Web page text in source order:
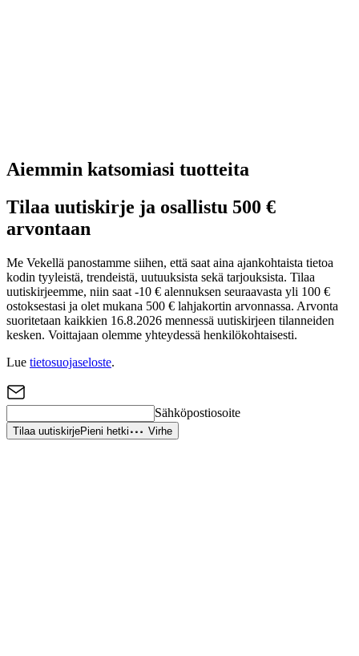
Aiemmin katsomiasi tuotteita
Tilaa uutiskirje ja osallistu 500 €
arvontaan
Me Vekellä panostamme siihen, että saat aina ajankohtaista tietoa
kodin tyyleistä, trendeistä, uutuuksista sekä tarjouksista. Tilaa
uutiskirjeemme, niin saat -10 € alennuksen seuraavasta yli 100 €
ostoksestasi ja olet mukana 500 € lahjakortin arvonnassa. Arvonta
suoritetaan kaikkien 16.8.2026 mennessä uutiskirjeen tilanneiden
kesken. Voittajaan olemme yhteydessä henkilökohtaisesti.
Lue tietosuojaseloste.
Sähköpostiosoite
Tilaa uutiskirjePieni hetki Virhe